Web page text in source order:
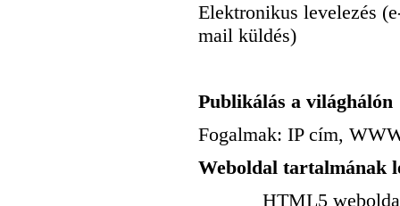
Elektronikus levelezés
mail küldés)
Publikálás a világhálón
Fogalmak: IP cím,
Weboldal tartalmának
HTML5 weboldal